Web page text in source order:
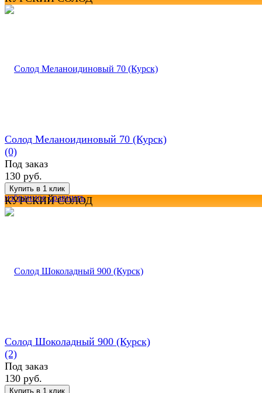
избранное сравнить
Солод Меланоидиновый 70 (Курск)
(0)
Под заказ
130 руб.
КУРСКИЙ СОЛОД
Солод Шоколадный 900 (Курск)
(2)
Под заказ
130 руб.